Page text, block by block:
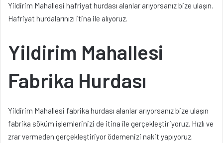
Yildirim Mahallesi hafriyat hurdası alanlar arıyorsanız bize ulaşın.
Hafriyat hurdalarınızı itina ile alıyoruz.
Yildirim Mahallesi
Fabrika Hurdası
Yildirim Mahallesi fabrika hurdası alanlar arıyorsanız bize ulaşın
fabrika söküm işlemlerinizi de itina ile gerçekleştiriyoruz. Hızlı ve
zrar vermeden gerçekleştiriyor ödemenizi nakit yapıyoruz.